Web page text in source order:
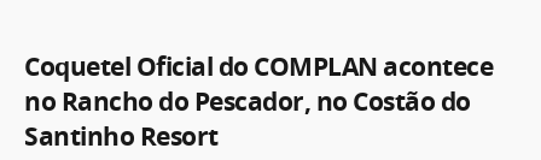
Coquetel Oficial do COMPLAN acontece
no Rancho do Pescador, no Costão do
Santinho Resort